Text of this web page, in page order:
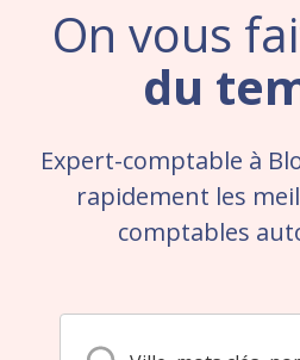
On vous
du
Expert-comptable à
rapidement les
comptables